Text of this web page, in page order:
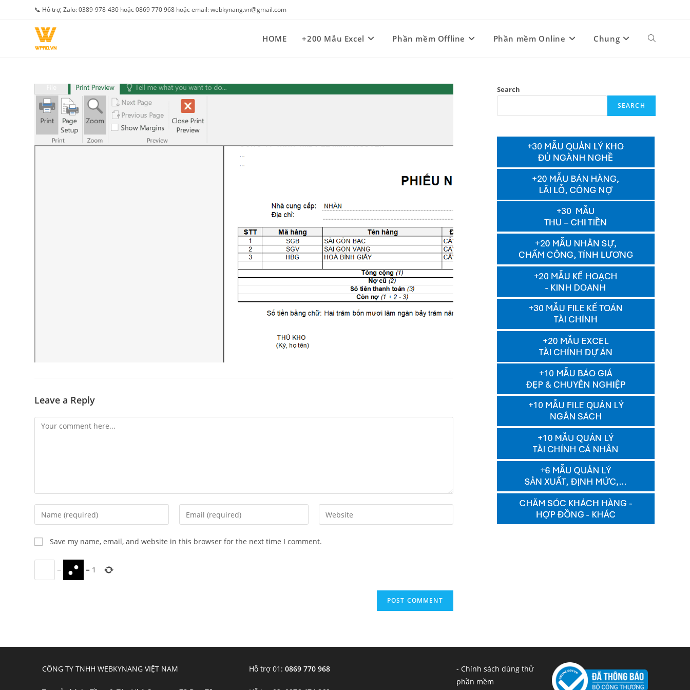
📞 Hỗ trợ, Zalo: 0389-978-430 hoặc 0869 770 968 hoặc email: webkynang.vn@gmail.com
HOME +200 Mẫu Excel Phần mềm Offline Phần mềm Online Chung Toggle
search
Leave a Reply
Comment
Enter
your
name
or
username
Enter
your
Enter
your
Save my name, email, and website in this browser for the next time I comment.
− = 1
Search
SEARCH
CÔNG TY TNHH WEBKYNANG VIỆT NAM Hỗ trợ 01:0869 770 968
- Chính sách dùng thử
phần mềm